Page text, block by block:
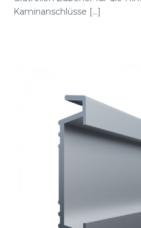
Kaminanschlüsse [...]